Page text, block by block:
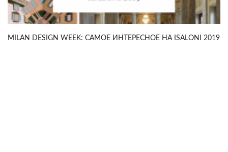
MILAN DESIGN WEEK: САМОЕ ИНТЕРЕСНОЕ НА ISALONI 2019